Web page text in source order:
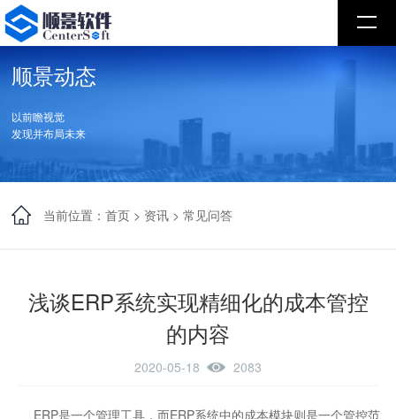
顺景动态
以前瞻视觉
发现并布局未来
当前位置：首页 > 资讯 >常见问答
浅谈ERP系统实现精细化的成本管控
的内容
2020-05-18 2083
ERP是一个管理工具，而ERP系统中的成本模块则是一个管控范